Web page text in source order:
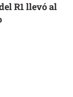
R1 llevó al